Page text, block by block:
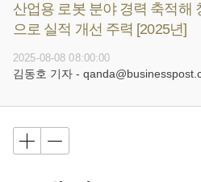
산업용 로봇 분야 경력 축적해
으로 실적 개선 주력 [2025년]
2025-08-08 08:00:00
김동호 기자 -